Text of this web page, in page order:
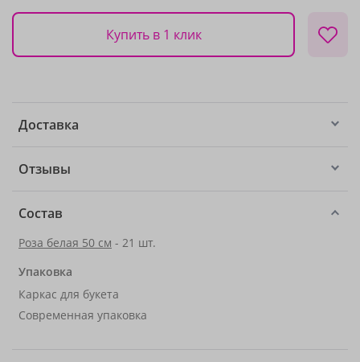
Купить в 1 клик
Доставка
Отзывы
Состав
Роза белая 50 см - 21 шт.
Упаковка
Каркас для букета
Современная упаковка